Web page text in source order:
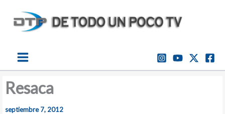
contenido
Resaca
septiembre 7, 2012